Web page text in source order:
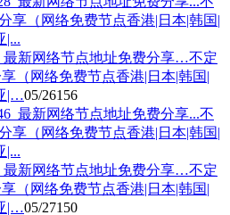
最新网络节点地址免费分享…不定
（网络免费节点香港|日本|韩国|
|…05/26156
最新网络节点地址免费分享…不定
（网络免费节点香港|日本|韩国|
|…05/27150